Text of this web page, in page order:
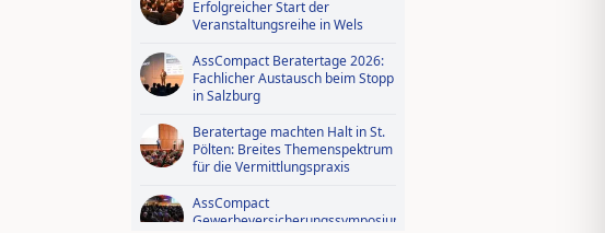
Erfolgreicher Start der
Veranstaltungsreihe in Wels
AssCompact Beratertage 2026:
Fachlicher Austausch beim Stopp
in Salzburg
Beratertage machten Halt in St.
Pölten: Breites Themenspektrum
für die Vermittlungspraxis
AssCompact
Gewerbeversicherungssymposium